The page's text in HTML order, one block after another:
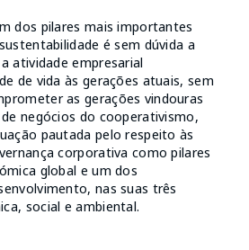
dos pilares mais importantes
é sem dúvida a
atividade empresarial
de vida às gerações atuais, sem
as gerações vindouras
negócios do cooperativismo,
pautada pelo respeito às
corporativa como pilares
global e um dos
nas suas três
social e ambiental.